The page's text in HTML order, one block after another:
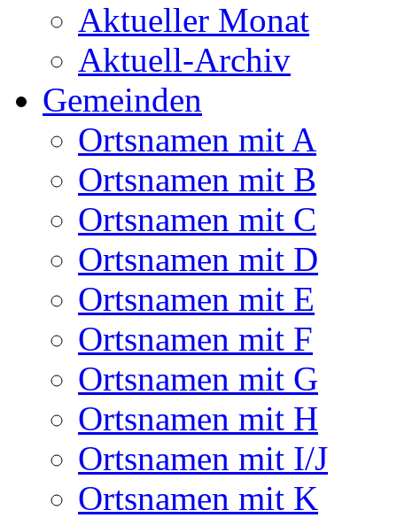
Aktueller Monat
Aktuell-Archiv
Gemeinden
Ortsnamen mit A
Ortsnamen mit B
Ortsnamen mit C
Ortsnamen mit D
Ortsnamen mit E
Ortsnamen mit F
Ortsnamen mit G
Ortsnamen mit H
Ortsnamen mit I/J
Ortsnamen mit K